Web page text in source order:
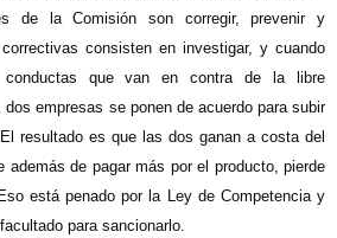
de la Comisión son corregir, prevenir y
consisten en investigar, y cuando
que van en contra de la libre
empresas se ponen de acuerdo para subir
resultado es que las dos ganan a costa del
además de pagar más por el producto, pierde
está penado por la Ley de Competencia y
para sancionarlo.